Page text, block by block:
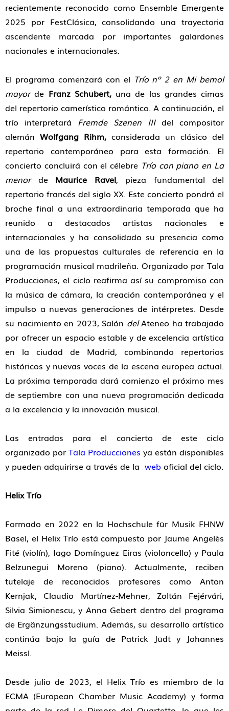
recientemente reconocido como Ensemble Emergente
2025 por FestClásica, consolidando una trayectoria
ascendente marcada por importantes galardones
nacionales e internacionales.
El programa comenzará con el Trío nº 2 en Mi bemol
mayorde Franz Schubert,una de las grandes cimas
del repertorio camerístico romántico. A continuación, el
trío interpretará Fremde Szenen III del compositor
alemán Wolfgang Rihm, considerada un clásico del
repertorio contemporáneo para esta formación. El
concierto concluirá con el célebre Trío con piano en La
menorde Maurice Ravel, pieza fundamental del
repertorio francés del siglo XX. Este concierto pondrá el
broche final a una extraordinaria temporada que ha
reunido a destacados artistas nacionales e
internacionales y ha consolidado su presencia como
una de las propuestas culturales de referencia en la
programación musical madrileña. Organizado por Tala
Producciones, el ciclo reafirma así su compromiso con
la música de cámara, la creación contemporánea y el
impulso a nuevas generaciones de intérpretes. Desde
su nacimiento en 2023, Salón delAteneo ha trabajado
por ofrecer un espacio estable y de excelencia artística
en la ciudad de Madrid, combinando repertorios
históricos y nuevas voces de la escena europea actual.
La próxima temporada dará comienzo el próximo mes
de septiembre con una nueva programación dedicada
a la excelencia y la innovación musical.
Las entradas para el concierto de este ciclo
organizado por Tala Producciones ya están disponibles
y pueden adquirirse a través de la web oficial del ciclo.
Helix Trío
Formado en 2022 en la Hochschule für Musik FHNW
Basel, el Helix Trío está compuesto por Jaume Angelès
Fité (violín), Iago Domínguez Eiras (violoncello) y Paula
Belzunegui Moreno (piano). Actualmente, reciben
tutelaje de reconocidos profesores como Anton
Kernjak, Claudio Martínez-Mehner, Zoltán Fejérvári,
Silvia Simionescu, y Anna Gebert dentro del programa
de Ergänzungsstudium. Además, su desarrollo artístico
continúa bajo la guía de Patrick Jüdt y Johannes
Meissl.
Desde julio de 2023, el Helix Trío es miembro de la
ECMA (European Chamber Music Academy) y forma